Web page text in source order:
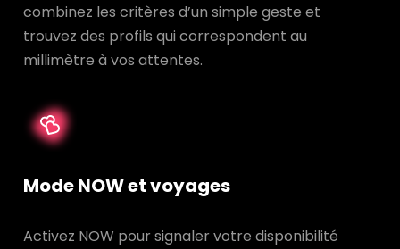
combinez les critères d’un simple geste et
trouvez des profils qui correspondent au
millimètre à vos attentes.
Mode NOW et voyages
Activez NOW pour signaler votre disponibilité